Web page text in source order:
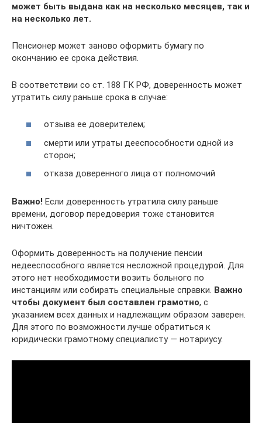
может быть выдана как на несколько месяцев, так и
на несколько лет.
Пенсионер может заново оформить бумагу по
окончанию ее срока действия.
В соответствии со ст. 188 ГК РФ, доверенность может
утратить силу раньше срока в случае:
отзыва ее доверителем;
смерти или утраты дееспособности одной из
сторон;
отказа доверенного лица от полномочий
Важно! Если доверенность утратила силу раньше
времени, договор передоверия тоже становится
ничтожен.
Оформить доверенность на получение пенсии
недееспособного является несложной процедурой. Для
этого нет необходимости возить больного по
инстанциям или собирать специальные справки. Важно
чтобы документ был составлен грамотно, с
указанием всех данных и надлежащим образом заверен.
Для этого по возможности лучше обратиться к
юридически грамотному специалисту — нотариусу.